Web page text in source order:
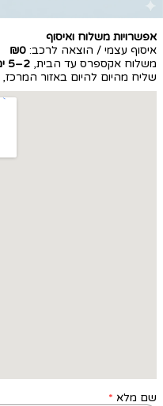
אפשרויות משלוח ואיסוף
איסוף עצמי / הוצאה לרכב: ₪0
משלוח אקספרס עד הבית, 2–5 ימי עסקים
שליח מהיום להיום באזור המרכז,
שם מלא *